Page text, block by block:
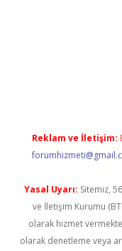
Reklam ve İletişim:
Yasal Uyarı: Sitemiz,
ve İletişim Kurumu
olarak hizmet
olarak denetleme veya